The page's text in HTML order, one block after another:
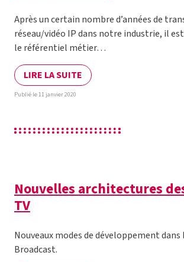
Après un certain nombre d’années de
réseau/vidéo IP dans notre industrie, il
le référentiel métier…
LIRE LA SUITE
Publié le 11 janvier 2020
Nouvelles architectures
TV
Nouveaux modes de développement dans
Broadcast.